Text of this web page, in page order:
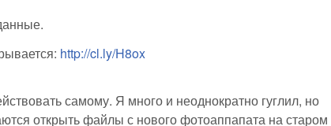
http://cl.ly/H8ox
самому. Я много и неоднократно гуглил, но
открыть файлы с нового фотоаппапата на старом